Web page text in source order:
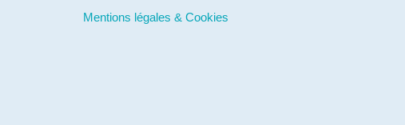
Mentions légales & Cookies